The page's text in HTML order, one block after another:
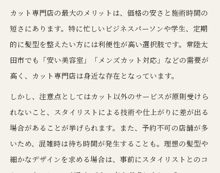
カット専門店の最大のメリットは、価格の安さと施術時間の
短さにあります。特に忙しいビジネスパーソンや学生、定期
的に髪型を整えたい方には利便性が高い選択肢です。常陸太
田市でも「安い美容室」「メンズカット対応」などの需要が
高く、カット専門店は身近な存在となっています。
しかし、注意点としてはカット以外のサービスが原則受けら
れないこと、スタイリストによる技術や仕上がりに差が出る
場合があることが挙げられます。また、予約不可の店舗が多
いため、混雑時は待ち時間が発生することも。理想の髪型や
細かなデザインを求める場合は、事前にスタイリストとのコ